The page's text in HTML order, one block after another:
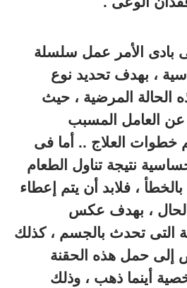
بادى الأمر عمل سلسلة
، بهدف تحديد نوع
الحالة المرضية ، حيث
العامل المسبب
خطوات العلاج .. أما فى
نتيجة تناول الطعام
، فلابد أن يتم إعطاء
الحال ، بهدف عكس
التى تحدث بالجسم ، كذلك
إلى حمل هذه الحقنة
أينما ذهب ، وذلك